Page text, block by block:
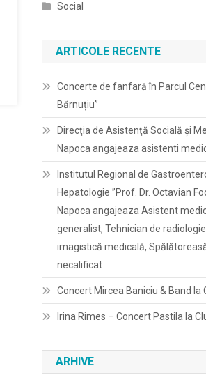
Social
ARTICOLE RECENTE
Concerte de fanfară în Parcul
Bărnuțiu”
Direcţia de Asistenţă Socială şi
Napoca angajeaza asistenti
Institutul Regional de
Hepatologie ”Prof. Dr. Octavian
Napoca angajeaza Asistent
generalist, Tehnician de
imagistică medicală,
necalificat
Concert Mircea Baniciu & Band la
Irina Rimes – Concert Pastila la
ARHIVE